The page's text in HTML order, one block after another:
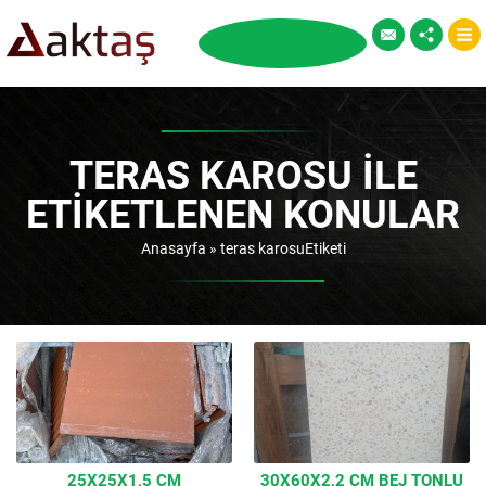
TERAS KAROSU ILE
ETIKETLENEN KONULAR
Anasayfa » teras karosuEtiketi
25X25X1,5 CM
30X60X2,2 CM BEJ TONLU